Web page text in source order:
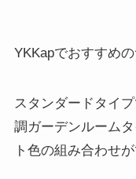
YKKapでおすすめ
スタンダードタイ
調ガーデンルーム
ト色の組み合わせが